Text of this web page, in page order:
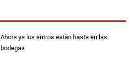
Ahora ya los antros estàn hasta en las
bodegas